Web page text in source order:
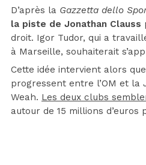
D’après la Gazzetta dello
la piste de Jonathan Clauss
droit. Igor Tudor, qui a
à Marseille, souhaiterait
Cette idée intervient alors
progressent entre l’OM et la
Weah. Les deux clubs
autour de 15 millions d’euros